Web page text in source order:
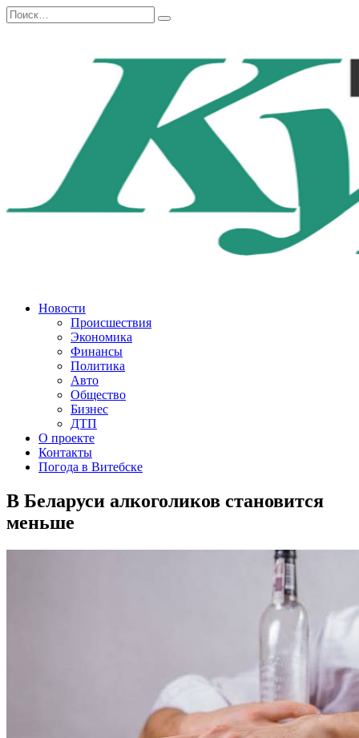
Перейти
к
Search
for:
Новости
Происшествия
Экономика
Финансы
Политика
Авто
Общество
Бизнес
ДТП
О проекте
Контакты
Погода в Витебске
В Беларуси алкоголиков становится
меньше